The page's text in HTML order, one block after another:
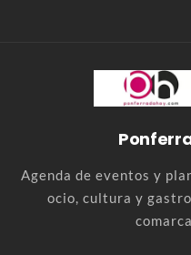
Agenda de eventos y
ocio, cultura y